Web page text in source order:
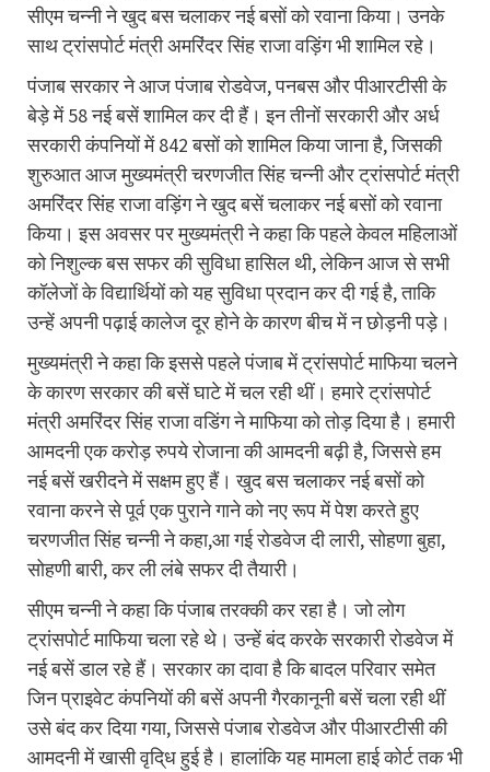
सीएम चन्नी ने खुद बस चलाकर नई बसों को रवाना किया। उनके
साथ ट्रांसपोर्ट मंत्री अमरिंदर सिंह राजा वड़िंग भी शामिल रहे।
पंजाब सरकार ने आज पंजाब रोडवेज, पनबस और पीआरटीसी के
बेड़े में 58 नई बसें शामिल कर दी हैं। इन तीनों सरकारी और अर्ध
सरकारी कंपनियों में 842 बसों को शामिल किया जाना है, जिसकी
शुरुआत आज मुख्यमंत्री चरणजीत सिंह चन्नी और ट्रांसपोर्ट मंत्री
अमरिंदर सिंह राजा वड़िंग ने खुद बसें चलाकर नई बसों को रवाना
किया। इस अवसर पर मुख्यमंत्री ने कहा कि पहले केवल महिलाओं
को निशुल्क बस सफर की सुविधा हासिल थी, लेकिन आज से सभी
कॉलेजों के विद्यार्थियों को यह सुविधा प्रदान कर दी गई है, ताकि
उन्हें अपनी पढ़ाई कालेज दूर होने के कारण बीच में न छोड़नी पड़े।
मुख्यमंत्री ने कहा कि इससे पहले पंजाब में ट्रांसपोर्ट माफिया चलने
के कारण सरकार की बसें घाटे में चल रही थीं। हमारे ट्रांसपोर्ट
मंत्री अमरिंदर सिंह राजा वडिंग ने माफिया को तोड़ दिया है। हमारी
आमदनी एक करोड़ रुपये रोजाना की आमदनी बढ़ी है, जिससे हम
नई बसें खरीदने में सक्षम हुए हैं। खुद बस चलाकर नई बसों को
रवाना करने से पूर्व एक पुराने गाने को नए रूप में पेश करते हुए
चरणजीत सिंह चन्नी ने कहा,आ गई रोडवेज दी लारी, सोहणा बुहा,
सोहणी बारी, कर ली लंबे सफर दी तैयारी।
सीएम चन्नी ने कहा कि पंजाब तरक्की कर रहा है। जो लोग
ट्रांसपोर्ट माफिया चला रहे थे। उन्हें बंद करके सरकारी रोडवेज में
नई बसें डाल रहे हैं। सरकार का दावा है कि बादल परिवार समेत
जिन प्राइवेट कंपनियों की बसें अपनी गैरकानूनी बसें चला रही थीं
उसे बंद कर दिया गया, जिससे पंजाब रोडवेज और पीआरटीसी की
आमदनी में खासी वृदि्ध हुई है। हालांकि यह मामला हाई कोर्ट तक भी